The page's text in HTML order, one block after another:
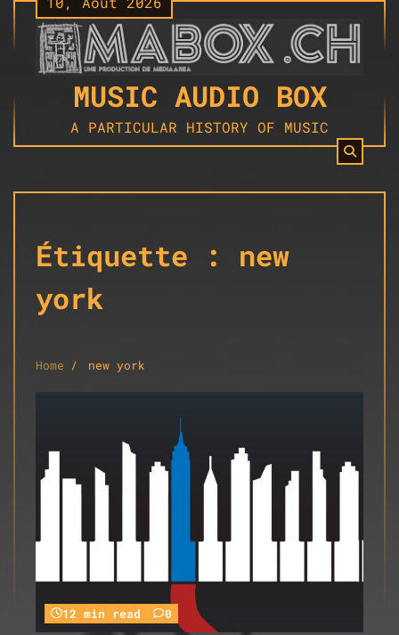
Skip
to
content
MUSIC AUDIO BOX
A PARTICULAR HISTORY OF MUSIC
Étiquette : new
york
Home new york
12 min read 0